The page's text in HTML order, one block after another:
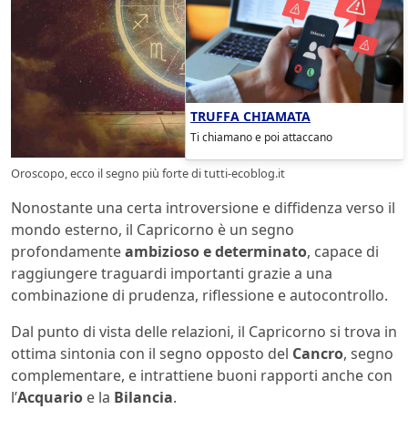
Oroscopo, ecco il segno più forte di tutti-ecoblog.it
Nonostante una certa introversione e diffidenza verso il
mondo esterno, il Capricorno è un segno
profondamenteambizioso e determinato, capace di
raggiungere traguardi importanti grazie a una
combinazione di prudenza, riflessione e autocontrollo.
Dal punto di vista delle relazioni, il Capricorno si trova in
ottima sintonia con il segno opposto del Cancro, segno
complementare, e intrattiene buoni rapporti anche con
l’Acquario e la Bilancia.
TRUFFA CHIAMATA
Ti chiamano e poi attaccano